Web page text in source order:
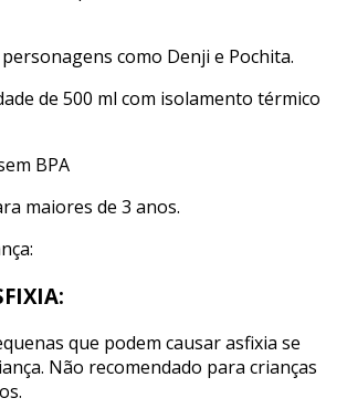
como Denji e Pochita.
de 500 ml com isolamento térmico
BPA
maiores de 3 anos.
que podem causar asfixia se
Não recomendado para crianças